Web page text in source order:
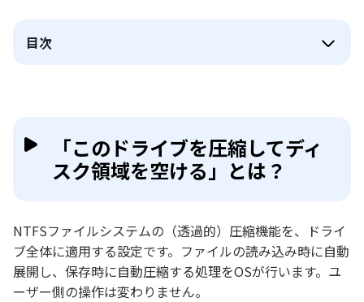
目次
「このドライブを圧縮してディ
スク領域を空ける」とは？
NTFSファイルシステムの（透過的）圧縮機能を、ドライ
ブ全体に適用する設定です。ファイルの読み込み時に自動
展開し、保存時に自動圧縮する処理をOSが行います。ユ
ーザー側の操作は変わりません。